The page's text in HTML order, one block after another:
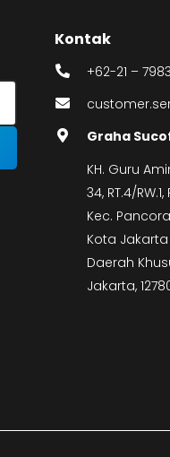
Kontak
+62-21 –
Graha
KH. Guru
34, RT.4/
Kec.
Kota
Daerah
Jakarta,